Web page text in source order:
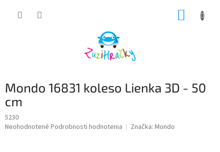
Mondo 16831 koleso Lienka 3D - 50
cm
5230
Priemerné
Neohodnotené Podrobnosti hodnotenia Značka: Mondo